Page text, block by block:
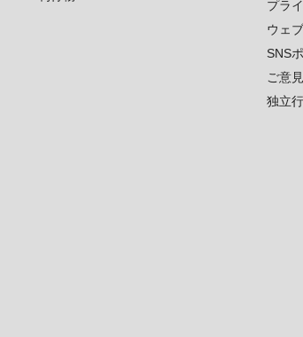
プラ
ウェ
SNS
ご意
独立